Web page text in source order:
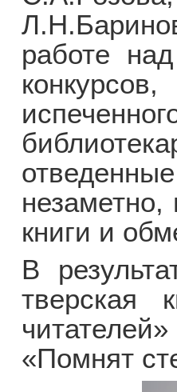
работе
незаметно,
книги и
В
тверская
«Помнят